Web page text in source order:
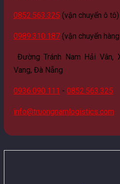
0852.563.325 (vận chuyển ô tô)
0989.310.187 (vận chuyển
Đường Tránh Nam Hải Vân,
Vang, Đà Nẵng
0936.090.111 - 0852.563.325
info@truongnamlogistics.com